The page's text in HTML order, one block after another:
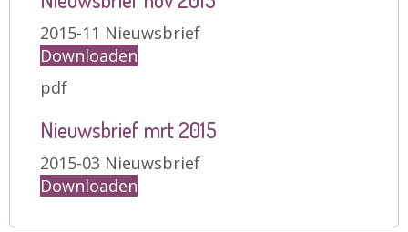
2015-11 Nieuwsbrief
Downloaden
pdf
Nieuwsbrief mrt 2015
2015-03 Nieuwsbrief
Downloaden